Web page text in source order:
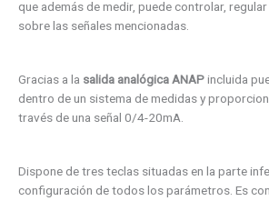
que además de medir, puede controlar,
sobre las señales mencionadas.
Gracias a la salida analógica ANAPincluida
dentro de un sistema de medidas y
través de una señal 0/4-20mA.
Dispone de tres teclas situadas en la parte
configuración de todos los parámetros. Es